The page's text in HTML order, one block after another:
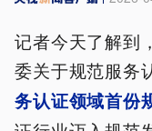
记者今天了解到
委关于规范服务
务认证领域首份